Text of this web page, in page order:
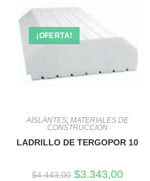
¡OFERTA!
AISLANTES,MATERIALES DE
CONSTRUCCIÓN
LADRILLO DE TERGOPOR 10
$4.443,00 El
$3.343,00El